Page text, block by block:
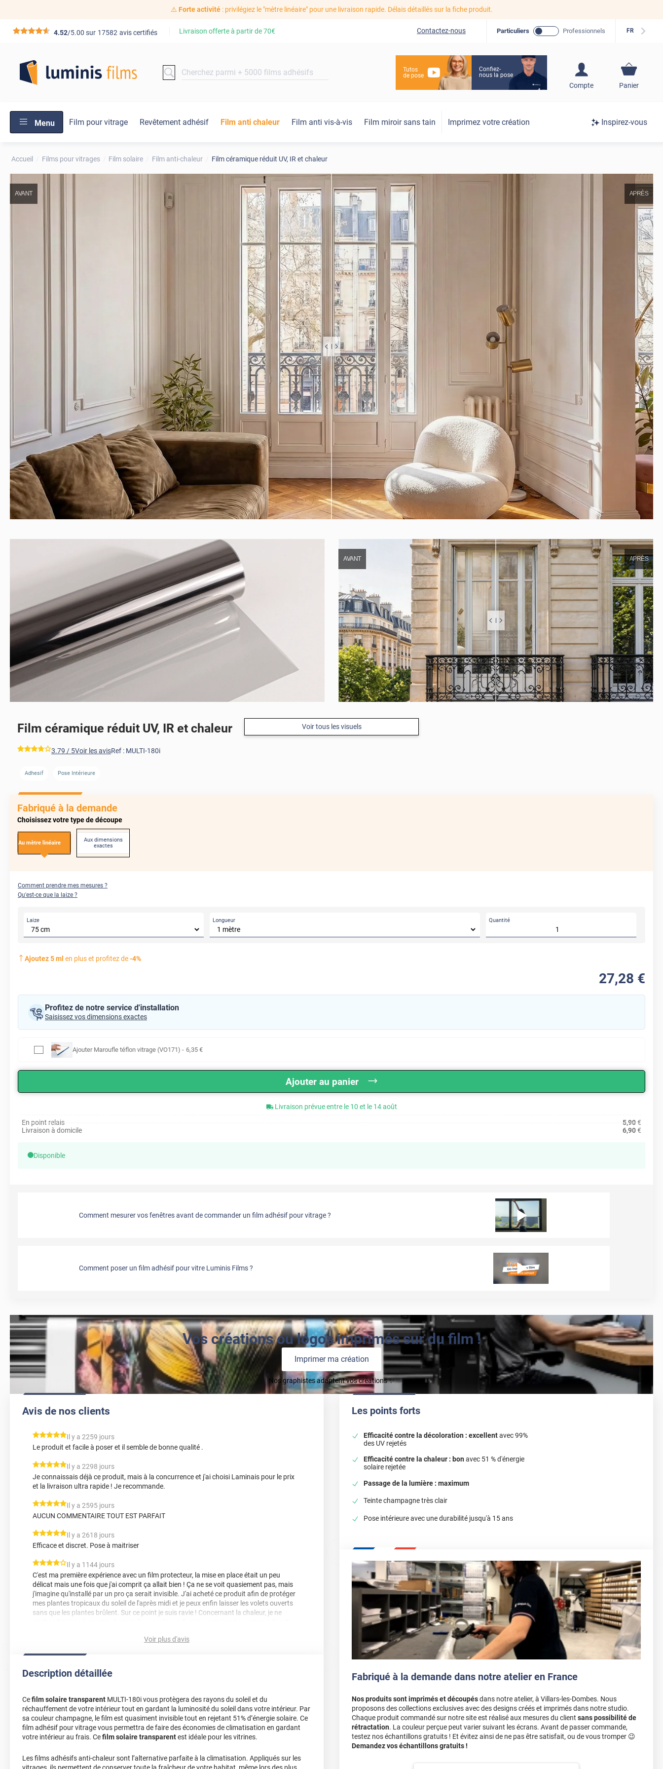
⚠️ Forte activité: privilégiez le "mètre linéaire" pour une livraison rapide. Délais détaillés sur la fiche produit.
*****4.52/5.00 sur 17582 avis certifiés Livraison offerte à partir de70€ Contactez-nous Particuliers Professionnels FR
Tutos
de pose
Confiez-
nous la pose
Compte
S'inscrire / Se
Panier
Menu Film pour vitrage Revêtement adhésif Film anti chaleur Film anti vis-à-vis Film miroir sans tain Imprimez votre création Inspirez-vous
Accueil Films pour vitrages Film solaire Film anti-chaleur Film céramique réduit UV, IR et chaleur
AVANT APRÈS
AVANT APRÈS
Voir tous les visuels
Film céramique réduit UV, IR et chaleur
*****3.79 / 5Voir les avisRef : MULTI-180i
Adhesif Pose Intérieure
Fabriqué à la demande
Choisissez votre type de découpe
Au mètre linéaire
Aux dimensions
exactes
Comment prendre mes mesures ?
Qu'est-ce que la laize ?
Laize Longueur Quantité
Ajoutez5ml en plus et profitez de-4%
27,28 €
Profitez de notre service d'installation
Saisissez vos dimensions exactes
Ajouter Maroufle téflon vitrage (VO171) - 6,35 €
Ajouter au panier
Livraison prévue entre le 10 et le 14 août
En point relais
5,90€
Livraison à domicile
6,90€
Disponible
Comment mesurer vos fenêtres avant de commander un film adhésif pour vitrage ?
Comment poser un film adhésif pour vitre Luminis Films ?
Vos créations ou logos imprimés sur du film !
Imprimer ma création
Nos graphistes adaptent vos créations ✨
Avis de nos clients
*****
Il y a 2259 jours
Le produit et facile à poser et il semble de bonne qualité .
*****
Il y a 2298 jours
Je connaissais déjà ce produit, mais à la concurrence et j'ai choisi Laminais pour le prix
et la livraison ultra rapide ! Je recommande.
*****
Il y a 2595 jours
AUCUN COMMENTAIRE TOUT EST PARFAIT
*****
Il y a 2618 jours
Efficace et discret. Pose à maitriser
*****Il y a 1144 jours
C'est ma première expérience avec un film protecteur, la mise en place était un peu
délicat mais une fois que j'ai comprit ça allait bien ! Ça ne se voit quasiement pas, mais
j'imagine qu'installé par un pro ça serait invisible. J'ai acheté ce produit afin de protéger
mes plantes tropicaux du soleil de l'après midi et je peux enfin laisser les volets ouverts
sans que les plantes brûlent. Sur ce point je suis ravie ! Concernant la chaleur, je ne
probablement repasser des commandes pour installer sur les Velux plus tard.
quelques difficultés pour la pose malgré le respect scrupuleux de la notice a poser en une
fois sinon presque impossible à repositionner correctement
*****Il y a 1866 jours
La pose compliqué à mettre en application.
*****Il y a 2293 jours
comme avant, gagne' peut etre 1'C
*****
Il y a 1136 jours
Voir plus d'avis
Description détaillée
Cefilm solaire transparent MULTI-180i vous protègera des rayons du soleil et du
réchauffement de votre intérieur tout en gardant la luminosité du soleil dans votre intérieur. Par
sa couleur champagne, le film est quasiment invisible tout en rejetant 51% d’énergie solaire. Ce
film adhésif pour vitrage vous permettra de faire des économies de climatisation en gardant
votre intérieur au frais. Cefilm solaire transparentest idéale pour les vitrines.
Les films adhésifs anti-chaleur sont l’alternative parfaite à la climatisation. Appliqués sur les
Les points forts
Efficacité contre la décoloration : excellentavec 99%
des UV rejetés
Efficacité contre la chaleur : bonavec 51 % d'énergie
solaire rejetée
Passage de la lumière : maximum
Teinte champagne très clair
Pose intérieure avec une durabilité jusqu'à 15 ans
Fabriqué à la demande dans notre atelier en France
Nos produits sont imprimés et découpésdans notre atelier, à Villars-les-Dombes. Nous
proposons des collections exclusives avec des designs créés et imprimés dans notre studio.
Chaque produit commandé sur notre site est réalisé aux mesures du client sans possibilité de
rétractation. La couleur perçue peut varier suivant les écrans. Avant de passer commande,
testez nos échantillons gratuits ! Et évitez ainsi de ne pas être satisfait, ou de vous tromper 😉
Demandez vos échantillons gratuits !